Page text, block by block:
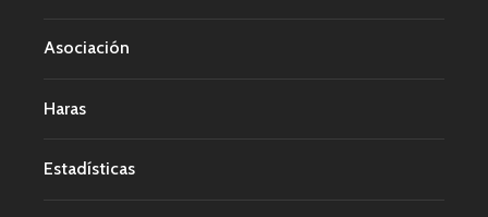
Asociación
Haras
Estadísticas